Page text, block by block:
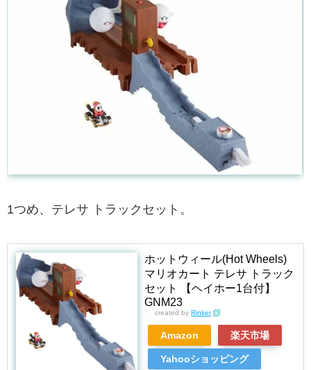
1つめ、テレサ トラックセット。
ホットウィール(Hot Wheels)
マリオカート テレサ トラック
セット 【ヘイホー1台付】
GNM23
created by Rinker
Amazon 楽天市場
Yahooショッピング